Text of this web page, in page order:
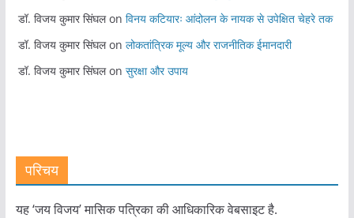
डॉ. विजय कुमार सिंघलon विनय कटियारः आंदोलन के नायक से उपेक्षित चेहरे तक
डॉ. विजय कुमार सिंघलon लोकतांत्रिक मूल्य और राजनीतिक ईमानदारी
डॉ. विजय कुमार सिंघलon सुरक्षा और उपाय
परिचय
यह ‘जय विजय’ मासिक पत्रिका की आधिकारिक वेबसाइट है.